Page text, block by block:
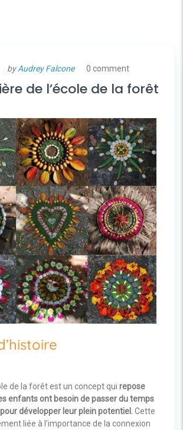
byAudrey Falcone 0 comment
de l’école de la forêt
de la forêt est un concept qui repose
enfants ont besoin de passer du temps
développer leur plein potentiel.Cette
liée à l’importance de la connexion